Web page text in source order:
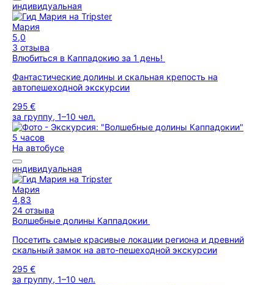
индивидуальная
Мария
5,0
3 отзыва
Влюбиться в Каппадокию за 1 день!
Фантастические долины и скальная крепость на
автопешеходной экскурсии
295 €
за группу, 1–10 чел.
5 часов
На автобусе
индивидуальная
Мария
4,83
24 отзыва
Волшебные долины Каппадокии
Посетить самые красивые локации региона и древний
скальный замок на авто-пешеходной экскурсии
295 €
за группу, 1–10 чел.